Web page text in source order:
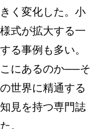
く変化した。小
式が拡大する一
る事例も多い。
にあるのか──そ
世界に精通する
見を持つ専門誌
。